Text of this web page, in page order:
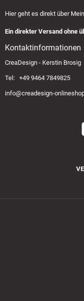
Hier geht es direkt über
Ein direkter Versand ohne
Kontaktinformationen
CreaDesign - Kerstin Brosig
Tel: +49 9464 7849825
info@creadesign-